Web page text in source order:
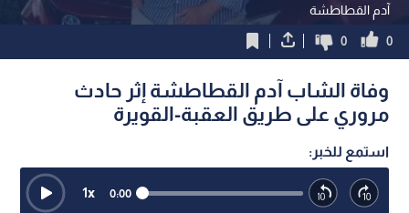
آدم القطاطشة
0
0
وفاة الشاب آدم القطاطشة إثر حادث
مروري على طريق العقبة-القويرة
استمع للخبر:
0:00
1x